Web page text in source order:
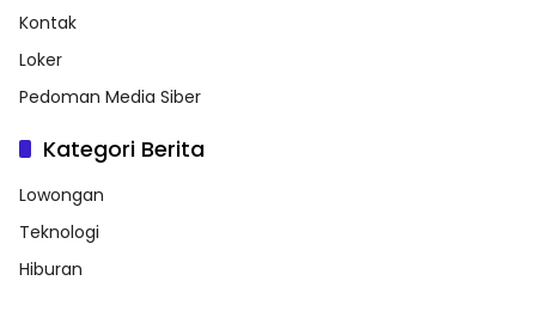
Kontak
Loker
Pedoman Media Siber
Kategori Berita
Lowongan
Teknologi
Hiburan